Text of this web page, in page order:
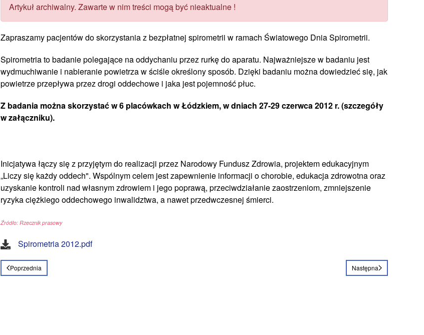
Artykuł archiwalny. Zawarte w nim treści mogą być nieaktualne !
Zapraszamy pacjentów do skorzystania z bezpłatnej spirometrii w ramach Światowego Dnia Spirometrii.
Spirometria to badanie polegające na oddychaniu przez rurkę do aparatu. Najważniejsze w badaniu jest
wydmuchiwanie i nabieranie powietrza w ściśle określony sposób. Dzięki badaniu można dowiedzieć się, jak
powietrze przepływa przez drogi oddechowe i jaka jest pojemność płuc.
Z badania można skorzystać w 6 placówkach w Łódzkiem, w dniach 27-29 czerwca 2012 r. (szczegóły
w załączniku).
Inicjatywa łączy się z przyjętym do realizacji przez Narodowy Fundusz Zdrowia, projektem edukacyjnym
„Liczy się każdy oddech". Wspólnym celem jest zapewnienie informacji o chorobie, edukacja zdrowotna oraz
uzyskanie kontroli nad własnym zdrowiem i jego poprawą, przeciwdziałanie zaostrzeniom, zmniejszenie
ryzyka ciężkiego oddechowego inwalidztwa, a nawet przedwczesnej śmierci.
Źródło: Rzecznik prasowy
Spirometria 2012.pdf
Poprzednia Następna